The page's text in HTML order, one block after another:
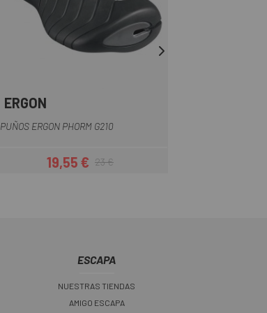
ERGON
PUÑOS ERGON PHORM G210
Precio
19,55 €Precio regular
23 €
ESCAPA
NUESTRAS TIENDAS
AMIGO ESCAPA